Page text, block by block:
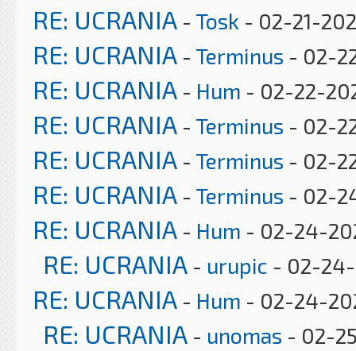
RE: UCRANIA - Tosk - 02-21-
RE: UCRANIA - Terminus - 02-
RE: UCRANIA - Hum - 02-22-
RE: UCRANIA - Terminus - 02-
RE: UCRANIA - Terminus - 02-
RE: UCRANIA - Terminus - 02-
RE: UCRANIA - Hum - 02-24-
RE: UCRANIA - urupic - 02-24-
RE: UCRANIA - Hum - 02-24-
RE: UCRANIA - unomas - 02-